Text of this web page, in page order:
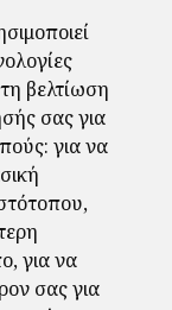
βελτίωση
σας για
για να
,
,για να
σας για